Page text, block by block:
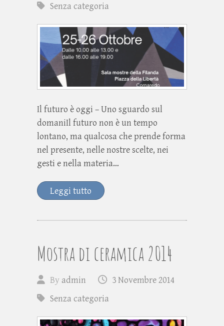
Senza categoria
Il futuro è oggi – Uno sguardo sul
domaniIl futuro non è un tempo
lontano, ma qualcosa che prende forma
nel presente, nelle nostre scelte, nei
gesti e nella materia…
Leggi tutto
Mostra di ceramica 2014
By admin
3 Novembre 2014
Senza categoria